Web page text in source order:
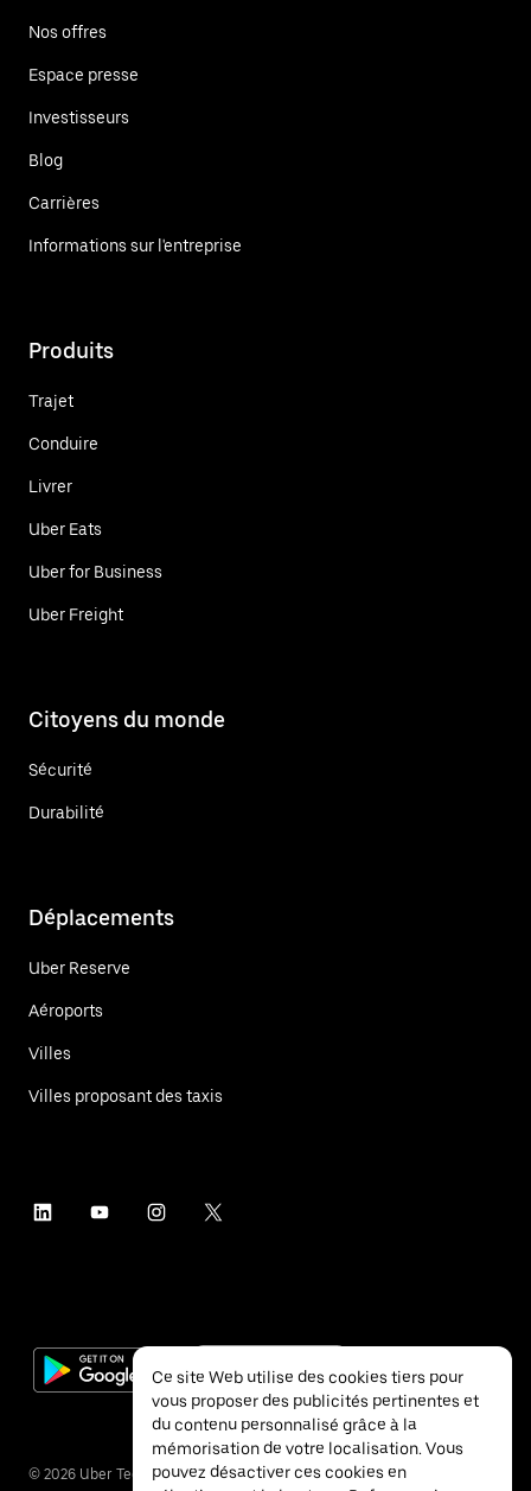
Nos offres
Espace presse
Investisseurs
Blog
Carrières
Informations sur l'entreprise
Produits
Trajet
Conduire
Livrer
Uber Eats
Uber for Business
Uber Freight
Citoyens du monde
Sécurité
Durabilité
Déplacements
Uber Reserve
Aéroports
Villes
Villes proposant des taxis
© 2026 Uber Technologies Inc.
Ce site Web utilise des cookies tiers pour
vous proposer des publicités pertinentes et
du contenu personnalisé grâce à la
mémorisation de votre localisation. Vous
pouvez désactiver ces cookies en